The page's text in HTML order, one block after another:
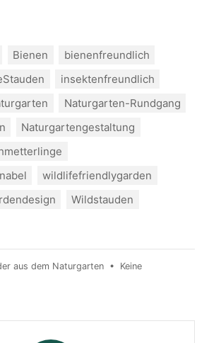
Bienen
bienenfreundlich
insektenfreundlich
Naturgarten-Rundgang
Naturgartengestaltung
wildlifefriendlygarden
Wildstauden
aus dem Naturgarten • Keine